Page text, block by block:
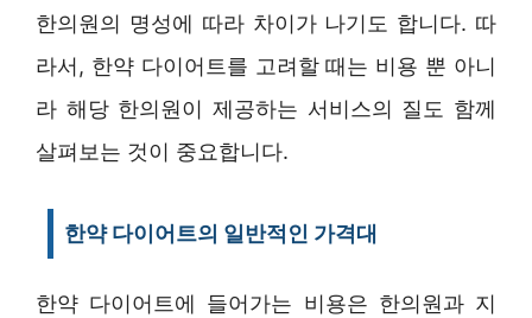
한의원의 명성에 따라 차이가 나기도 합니다. 따
라서, 한약 다이어트를 고려할 때는 비용 뿐 아니
라 해당 한의원이 제공하는 서비스의 질도 함께
살펴보는 것이 중요합니다.
한약 다이어트의 일반적인 가격대
한약 다이어트에 들어가는 비용은 한의원과 지